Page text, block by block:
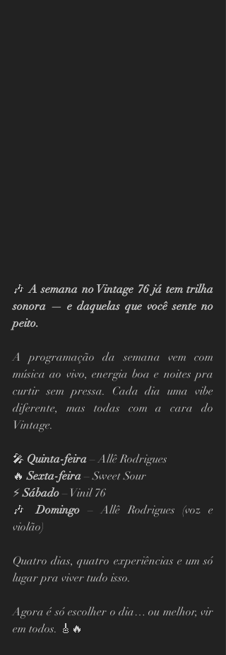
🎶 A semana no Vintage 76 já tem trilha
sonora — e daquelas que você sente no
peito.
A programação da semana vem com
música ao vivo, energia boa e noites pra
curtir sem pressa. Cada dia uma vibe
diferente, mas todas com a cara do
Vintage.
🎤 Quinta-feira – Allê Rodrigues
🔥 Sexta-feira – Sweet Sour
⚡ Sábado – Vinil 76
🎶 Domingo – Allê Rodrigues (voz e
violão)
Quatro dias, quatro experiências e um só
lugar pra viver tudo isso.
Agora é só escolher o dia… ou melhor, vir
em todos. 🎸🔥